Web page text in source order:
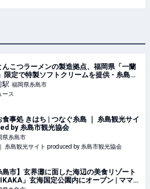
んこつラーメンの製造拠点、福岡県「一蘭
限定で特製ソフトクリームを提供 - 糸島産
と醤油を使用
駅 福岡県糸島市
ース
食事処 きはち | つなぐ糸島 ｜ 糸島観光サイ
by 糸島市観光協会
県糸島市
糸島観光サイト produced by 糸島市観光協会
島市】玄界灘に面した海辺の美食リゾート
」玄海国定公園内にオープン | ママテ